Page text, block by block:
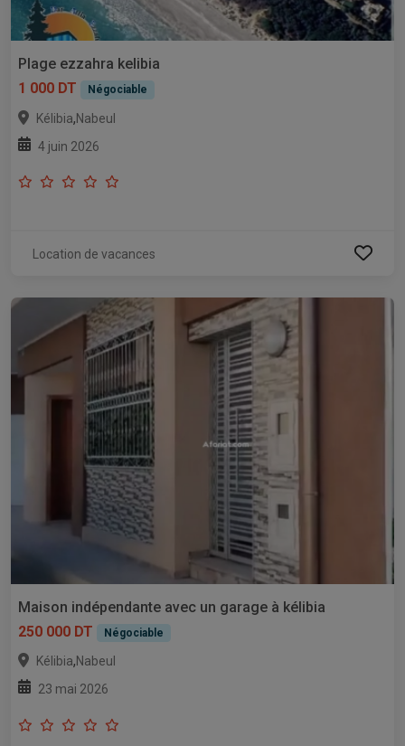
Plage ezzahra kelibia
1 000 DT
Négociable
Kélibia,Nabeul
4 juin 2026
Location de vacances
Maison indépendante avec un garage à kélibia
250 000 DT
Négociable
Kélibia,Nabeul
23 mai 2026